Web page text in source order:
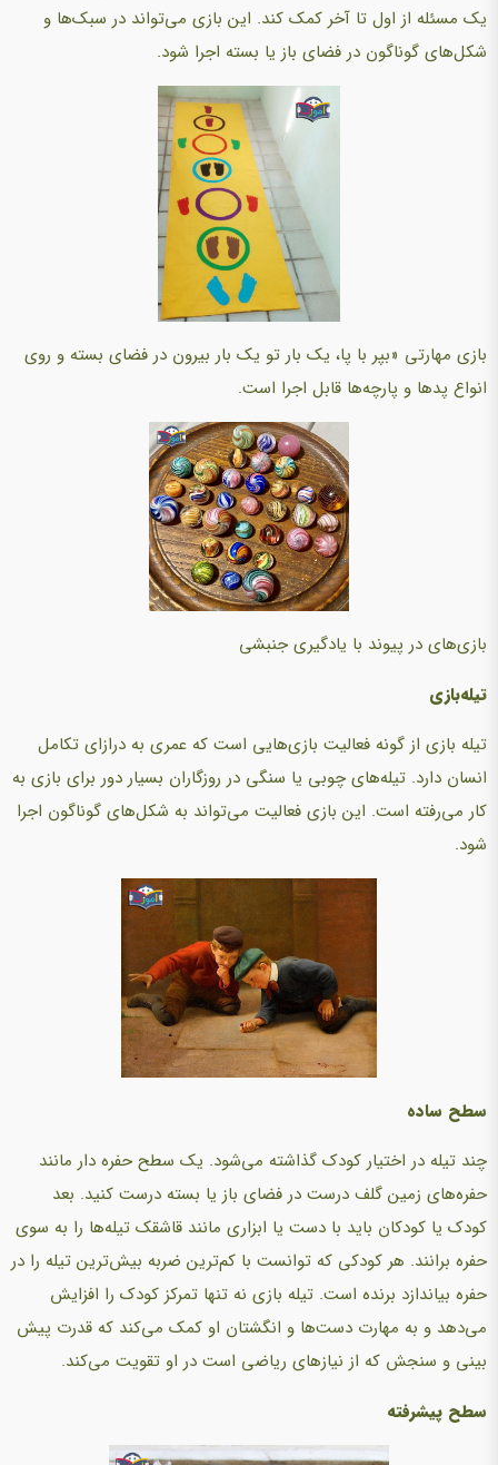
یک مسئله از اول تا آخر کمک کند. این بازی می‌تواند در سبک‌ها و
شکل‌های گوناگون در فضای باز یا بسته اجرا شود.
بازی مهارتی «‌بپر با پا، یک بار تو یک بار بیرون در فضای بسته و روی
انواع پدها و پارچه‌ها قابل اجرا است.
بازی‌های در پیوند با یادگیری جنبشی
تیله‌بازی
تیله بازی از گونه فعالیت بازی‌هایی است که عمری به درازای تکامل
انسان دارد. تیله‌های چوبی یا سنگی در روزگاران بسیار دور برای بازی به
کار می‌رفته است. این بازی فعالیت می‌تواند به شکل‌های گوناگون اجرا
شود.
سطح ساده
چند تیله در اختیار کودک گذاشته می‌شود. یک سطح حفره دار مانند
حفره‌های زمین گلف درست در فضای باز یا بسته درست کنید. بعد
کودک یا کودکان باید با دست یا ابزاری مانند قاشقک تیله‌ها را به سوی
حفره برانند. هر کودکی که توانست با کم‌ترین ضربه بیش‌ترین تیله را در
حفره بیاندازد برنده است. تیله بازی نه تنها تمرکز کودک را افزایش
می‌دهد و به مهارت دست‌ها و انگشتان او کمک می‌کند که قدرت پیش
بینی و سنجش که از نیازهای ریاضی است در او تقویت می‌کند.
سطح پیشرفته